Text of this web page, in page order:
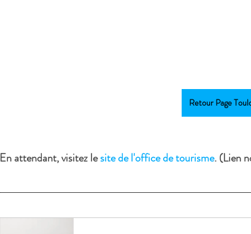
Retour Page
En attendant, visitez le site de l'office de tourisme. (Lien